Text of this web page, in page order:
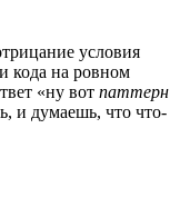
условия
кода на ровном
«ну вот паттерн
и думаешь, что что-